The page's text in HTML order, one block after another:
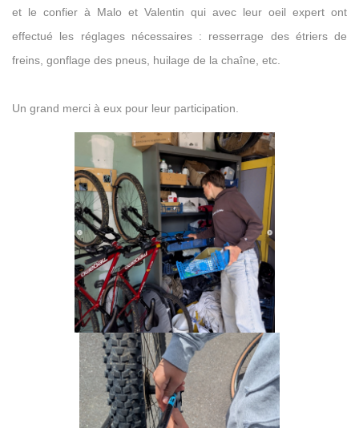
et le confier à Malo et Valentin qui avec leur oeil expert ont
effectué les réglages nécessaires : resserrage des étriers de
freins, gonflage des pneus, huilage de la chaîne, etc.
Un grand merci à eux pour leur participation.